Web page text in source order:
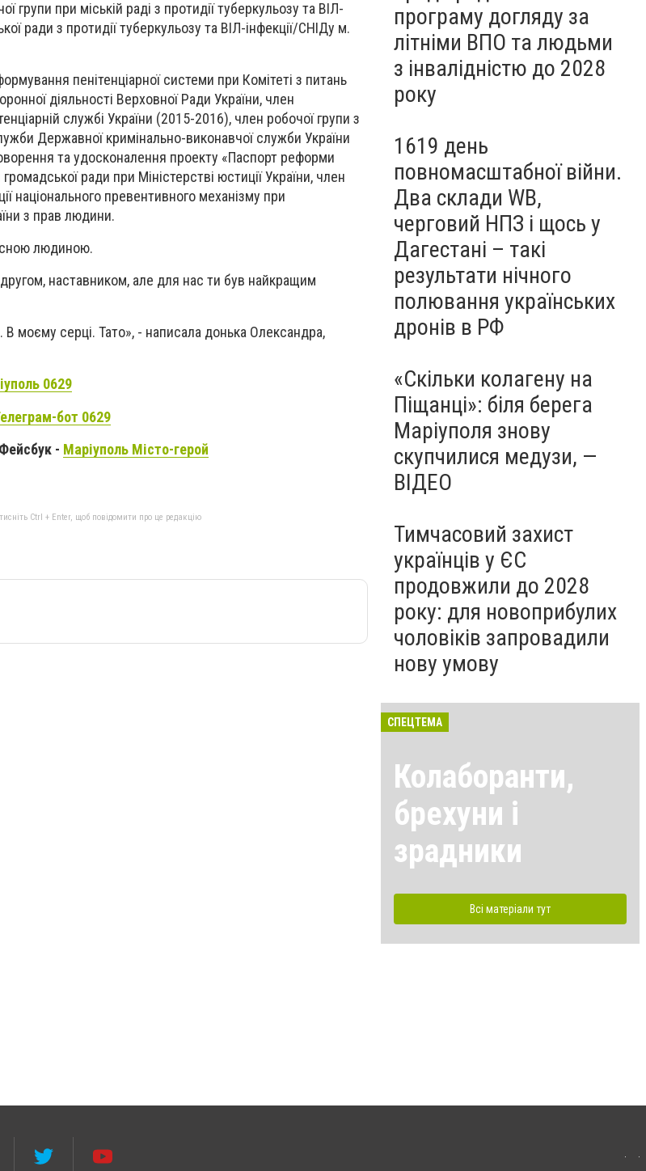
групи при міській раді з протидії туберкульозу та ВІЛ-
ради з протидії туберкульозу та ВІЛ-інфекції/СНІДу м.
пенітенціарної системи при Комітеті з питань
діяльності Верховної Ради України, член
службі України (2015-2016), член робочої групи з
Державної кримінально-виконавчої служби України
та удосконалення проекту «Паспорт реформи
ради при Міністерстві юстиції України, член
національного превентивного механізму при
з прав людини.
людиною.
наставником, але для нас ти був найкращим
моєму серці. Тато», - написала донька Олександра,
0629
бот 0629
- Маріуполь Місто-герой
Ctrl + Enter, щоб повідомити про це редакцію
фільмі, - ФОТО
програму догляду за
літніми ВПО та людьми
з інвалідністю до 2028
року
1619 день
повномасштабної війни.
Два склади WB,
черговий НПЗ і щось у
Дагестані – такі
результати нічного
полювання українських
дронів в РФ
«Скільки колагену на
Піщанці»: біля берега
Маріуполя знову
скупчилися медузи, —
ВІДЕО
Тимчасовий захист
українців у ЄС
продовжили до 2028
року: для новоприбулих
чоловіків запровадили
нову умову
СПЕЦТЕМА
Колаборанти,
брехуни і
зрадники
Всі матеріали тут